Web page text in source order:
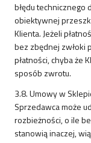
błędu technicznego
obiektywnej
Klienta. Jeżeli
bez zbędnej zwłoki
płatności, chyba że
sposób zwrotu.
3.8. Umowy w
Sprzedawca może
rozbieżności, o ile
stanowią inaczej,